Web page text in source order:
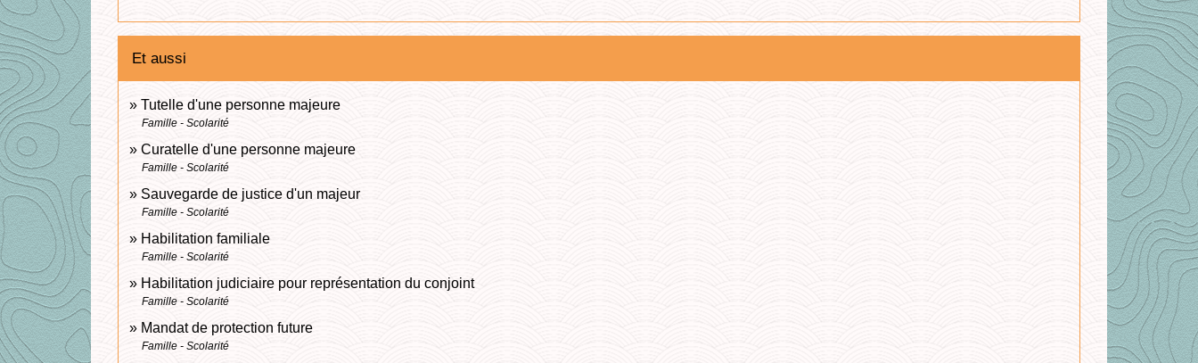
Et aussi
Tutelle d'une personne majeure
Famille - Scolarité
Curatelle d'une personne majeure
Famille - Scolarité
Sauvegarde de justice d'un majeur
Famille - Scolarité
Habilitation familiale
Famille - Scolarité
Habilitation judiciaire pour représentation du conjoint
Famille - Scolarité
Mandat de protection future
Famille - Scolarité